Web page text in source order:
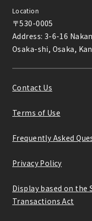
Location
〒530-0005
Address: 3-6-16
Osaka-shi, Osaka,
Contact Us
Terms of Use
Frequently Asked
Privacy Policy
Display based on the
Transactions Act